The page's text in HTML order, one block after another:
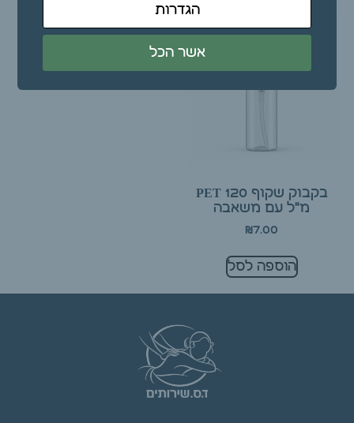
בקבוק שקוף PET 120
מ"ל עם משאבה
₪7.00
הוספה לסל
הגדרות
אשר הכל